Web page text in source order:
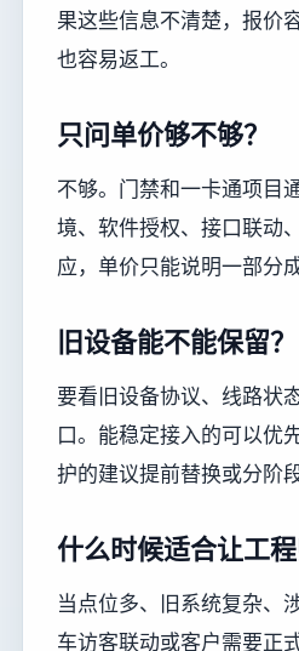
果这些信息不清楚，报价
也容易返工。
只问单价够不够？
不够。门禁和一卡通项目
境、软件授权、接口联动
应，单价只能说明一部分成
旧设备能不能保留？
要看旧设备协议、线路状
口。能稳定接入的可以优
护的建议提前替换或分阶
什么时候适合让工程
当点位多、旧系统复杂、
车访客联动或客户需要正